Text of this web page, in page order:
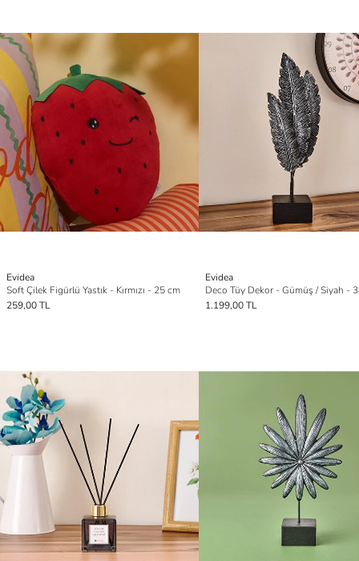
Evidea
Soft Çilek Figürlü Yastık - Kırmızı - 25 cm
259,00 TL
Evidea
Deco Tüy Dekor - Gümüş / Siyah -
1.199,00 TL